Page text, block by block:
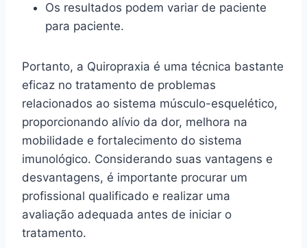
Os resultados podem variar de paciente
para paciente.
Portanto, a Quiropraxia é uma técnica bastante
eficaz no tratamento de problemas
relacionados ao sistema músculo-esquelético,
proporcionando alívio da dor, melhora na
mobilidade e fortalecimento do sistema
imunológico. Considerando suas vantagens e
desvantagens, é importante procurar um
profissional qualificado e realizar uma
avaliação adequada antes de iniciar o
tratamento.